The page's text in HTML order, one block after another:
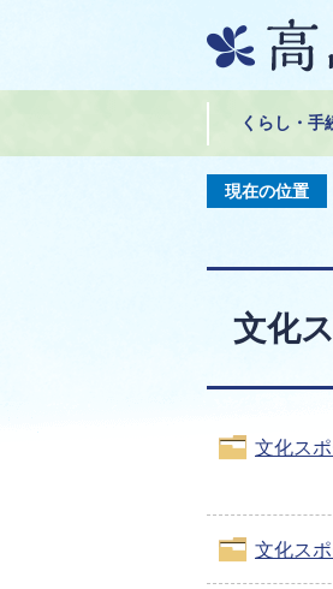
くらし・手
現在の位置
文化
文化ス
文化ス